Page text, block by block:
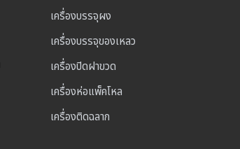
เครื่องบรรจุผง
เครื่องบรรจุของเหลว
เครื่องปิดฝาขวด
เครื่องห่อแพ็คโหล
เครื่องติดฉลาก